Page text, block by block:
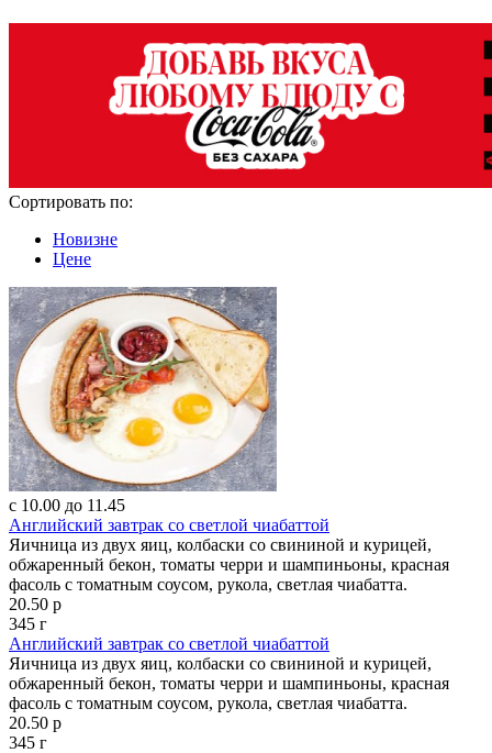
Сортировать по:
Новизне
Цене
с 10.00 до 11.45
Английский завтрак со светлой чиабаттой
Яичница из двух яиц, колбаски со свининой и курицей,
обжаренный бекон, томаты черри и шампиньоны, красная
фасоль с томатным соусом, рукола, светлая чиабатта.
20.50 р
345 г
Английский завтрак со светлой чиабаттой
Яичница из двух яиц, колбаски со свининой и курицей,
обжаренный бекон, томаты черри и шампиньоны, красная
фасоль с томатным соусом, рукола, светлая чиабатта.
20.50 р
345 г